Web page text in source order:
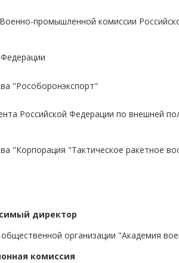
промышленной комиссии
"Рособоронэкспорт"
Российской Федерации по внешней
"Корпорация "Тактическое ракетное
директор
организации "Академия
комиссия